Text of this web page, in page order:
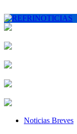
Noticias Breves